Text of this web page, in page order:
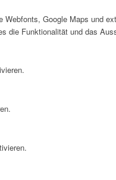
Google Maps und
die Funktionalität und das